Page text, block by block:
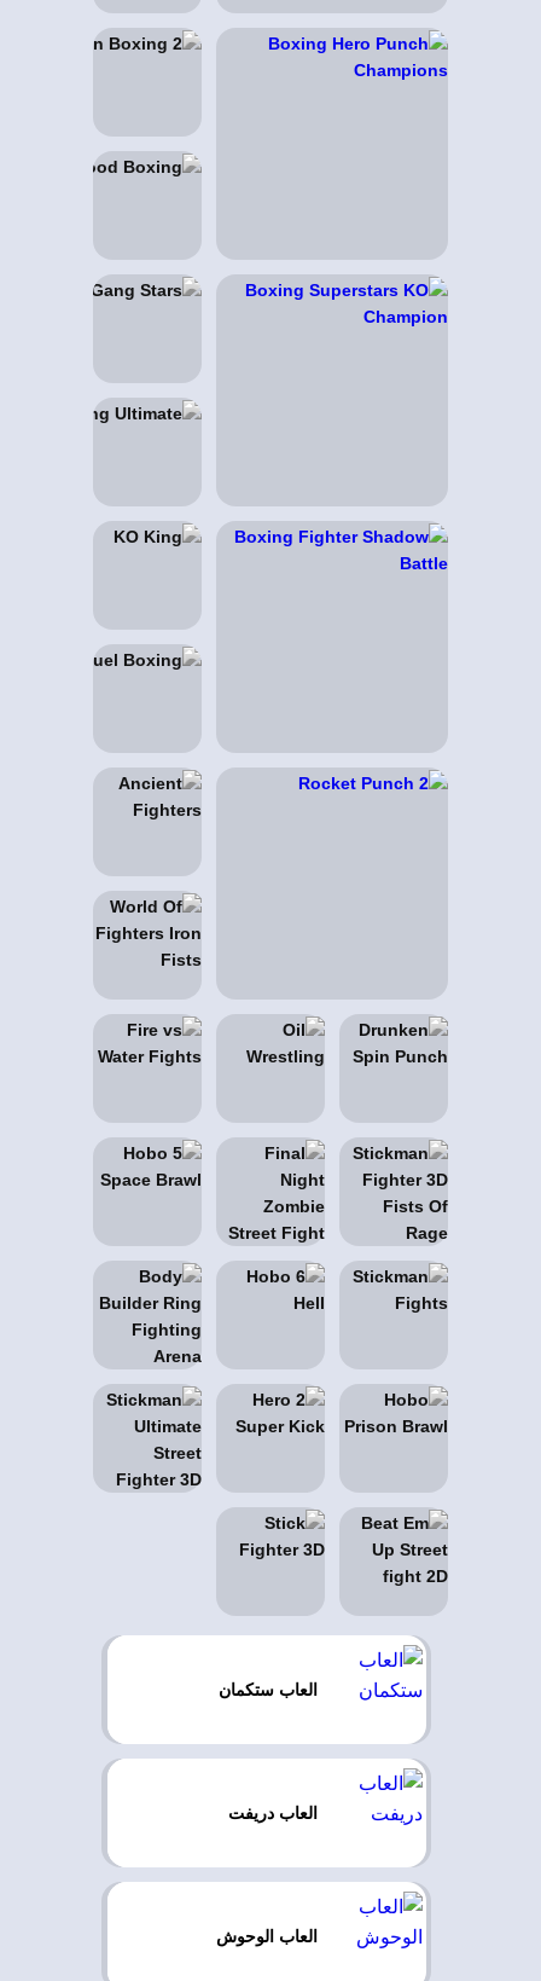
العاب ستكمان
العاب دريفت
العاب الوحوش